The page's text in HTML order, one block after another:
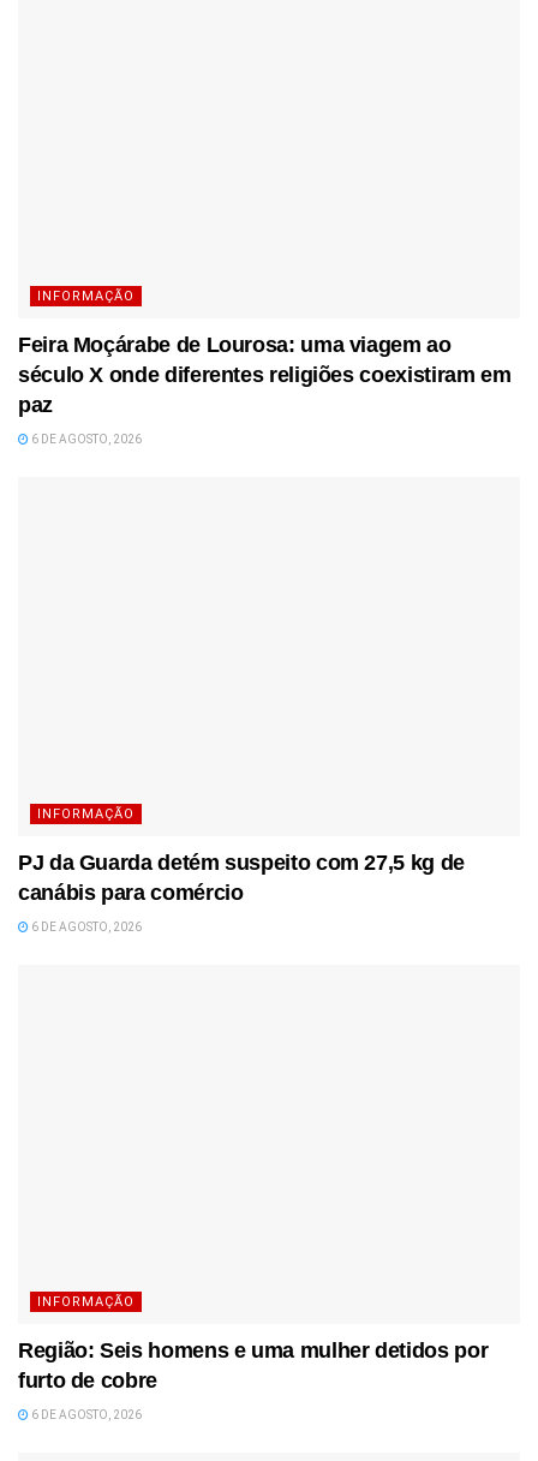
INFORMAÇÃO
Feira Moçárabe de Lourosa: uma viagem ao
século X onde diferentes religiões coexistiram em
paz
6 DE AGOSTO, 2026
INFORMAÇÃO
PJ da Guarda detém suspeito com 27,5 kg de
canábis para comércio
6 DE AGOSTO, 2026
INFORMAÇÃO
Região: Seis homens e uma mulher detidos por
furto de cobre
6 DE AGOSTO, 2026